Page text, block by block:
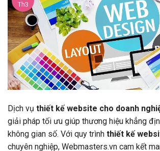
Th3
Dịch vụ thiết kế website cho doanh
giải pháp tối ưu giúp thương hiệu khẳng
không gian số. Với quy trình thiết kế
chuyên nghiệp, Webmasters.vn cam kết